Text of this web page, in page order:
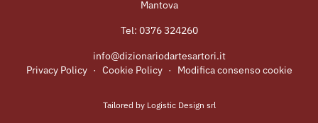
Mantova
Tel: 0376 324260
info@dizionariodartesartori.it
Privacy Policy · Cookie Policy · Modifica consenso cookie
Tailored by Logistic Design srl